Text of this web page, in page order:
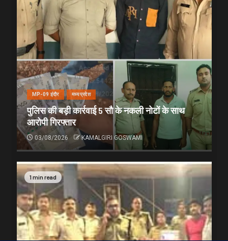
MP-09 इंदौर मध्यप्रदेश
पुलिस की बड़ी कार्रवाई 5 सौ के नकली नोटों के साथ
आरोपी गिरफ्तार
03/08/2026 KAMALGIRI GOSWAMI
1 min read